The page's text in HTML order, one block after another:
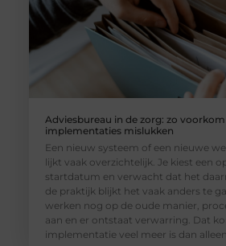
Adviesbureau in de zorg: zo
implementaties mislukken
Een nieuw systeem of een nieuwe
lijkt vaak overzichtelijk. Je kiest een
startdatum en verwacht dat het
de praktijk blijkt het vaak anders te
werken nog op de oude manier,
aan en er ontstaat verwarring. Dat
implementatie veel meer is dan